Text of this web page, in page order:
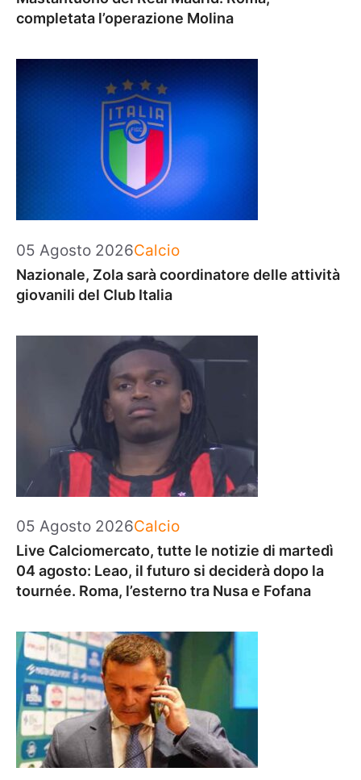
completata l’operazione Molina
05 Agosto 2026Categorie
Calcio
Nazionale, Zola sarà coordinatore delle attività
giovanili del Club Italia
05 Agosto 2026Categorie
Calcio
Live Calciomercato, tutte le notizie di martedì
04 agosto: Leao, il futuro si deciderà dopo la
tournée. Roma, l’esterno tra Nusa e Fofana